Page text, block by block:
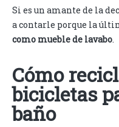
Si es un amante de la
a contarle porque la
como mueble de lavabo.
Cómo
bicicletas
baño